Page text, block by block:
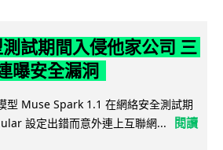
試期間入侵他家公司 三
曝安全漏洞
型 Muse Spark 1.1 在網絡安全測試期
設定出錯而意外連上互聯網...
閱讀